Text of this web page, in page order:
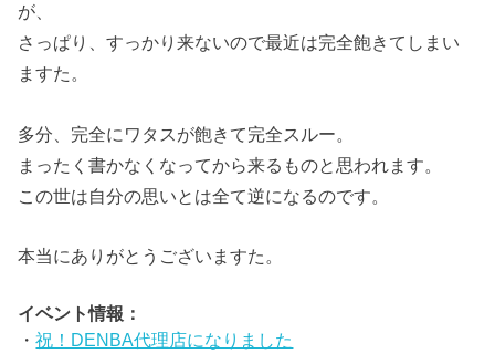
が、
さっぱり、すっかり来ないので最近は完全飽きてしまい
ますた。
多分、完全にワタスが飽きて完全スルー。
まったく書かなくなってから来るものと思われます。
この世は自分の思いとは全て逆になるのです。
本当にありがとうございますた。
イベント情報：
・祝！DENBA代理店になりました